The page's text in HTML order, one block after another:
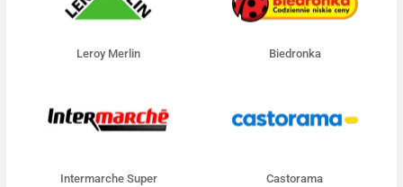
Leroy Merlin Biedronka
Intermarche Super Castorama